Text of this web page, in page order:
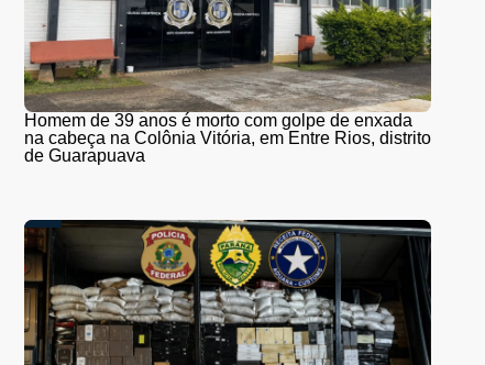
Homem de 39 anos é morto com golpe de enxada
na cabeça na Colônia Vitória, em Entre Rios, distrito
de Guarapuava